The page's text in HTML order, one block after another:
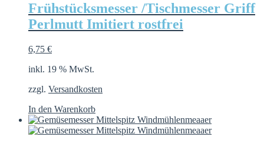
Frühstücksmesser /Tischmesser Griff
Perlmutt Imitiert rostfrei
6,75 €
inkl. 19 % MwSt.
zzgl. Versandkosten
In den Warenkorb